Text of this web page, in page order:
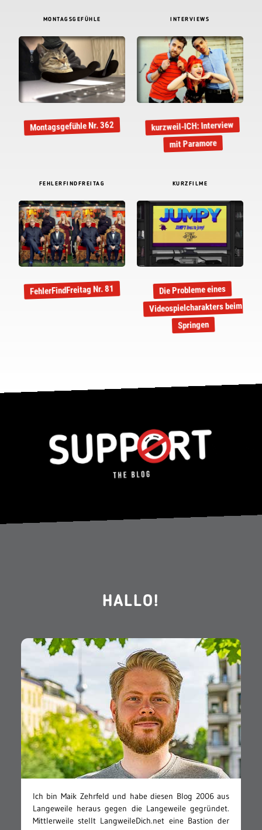
MONTAGSGEFÜHLE
Montagsgefühle Nr. 362
INTERVIEWS
kurzweil-ICH: Interview
mit Paramore
FEHLERFINDFREITAG
FehlerFindFreitag Nr. 81
KURZFILME
Die Probleme eines
Videospielcharakters beim
Springen
HALLO!
Ich bin Maik Zehrfeld und habe diesen Blog 2006 aus
Langeweile heraus gegen die Langeweile gegründet.
Mittlerweile stellt LangweileDich.net eine Bastion der